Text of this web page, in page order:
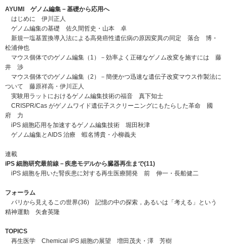
AYUMI ゲノム編集－基礎から応用へ
はじめに 伊川正人
ゲノム編集の基礎 佐久間哲史・山本 卓
新規一塩基置換導入法による高発癌性遺伝病の原因変異の同定 落合 博・
松浦伸也
マウス個体でのゲノム編集（1）－効率よく正確なゲノム改変を施すには 藤
井 渉
マウス個体でのゲノム編集（2）－簡便かつ迅速な遺伝子改変マウス作製法に
ついて 藤原祥高・伊川正人
実験用ラットにおけるゲノム編集技術の福音 真下知士
CRISPR/Cas がゲノムワイド遺伝子スクリーニングにもたらした革命 國
府 力
iPS 細胞応用を加速するゲノム編集技術 堀田秋津
ゲノム編集とAIDS 治療 蝦名博貴・小柳義夫
連載
iPS 細胞研究最前線－疾患モデルから臓器再生まで(11)
iPS 細胞を用いた腎疾患に対する再生医療開発 前 伸一・長船健二
フォーラム
パリから見えるこの世界(36) 記憶の中の探索，あるいは「考える」という
精神運動 矢倉英隆
TOPICS
再生医学 Chemical iPS 細胞の展望 増田茂夫・澤 芳樹